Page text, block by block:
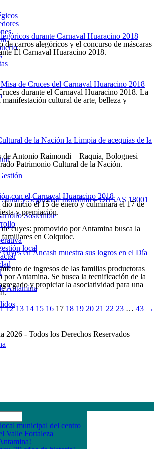
Salud y Seguridad Industrial – OHSAS 18001
Sostenible
local
Antamina
durante Carnaval Huaracino 2018
de carros alegóricos y el concurso de máscaras
El Carnaval Huaracino 2018.
de Cruces del Carnaval Huaracino 2018
durante el Carnaval Huaracino 2018. La
manifestación cultural de arte, belleza y
de la Nación la Limpia de acequias de la
de Antonio Raimondi – Raquia, Bolognesi
Patrimonio Cultural de la Nación.
con el Carnaval Huaracino 2018
inicio el 15 de enero y culminará el 17 de
y premiación.
en Áncash muestra sus logros en el Día
de ingresos de las familias productoras
por Antamina. Se busca la tecnificación de la
y propiciar la asociatividad para una
12 13 14 15 16 17 18 19 20 21 22 23 … 43 →
- Todos los Derechos Reservados
municipal del centro
Valle Fortaleza